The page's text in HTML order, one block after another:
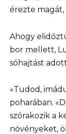
érezte
Ahogy
bor mellett,
sóhajtást
«Tudod,
poharában.
szórakozik a
növényeket,